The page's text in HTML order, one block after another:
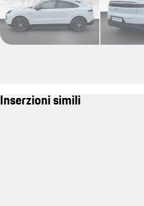
Inserzioni simili